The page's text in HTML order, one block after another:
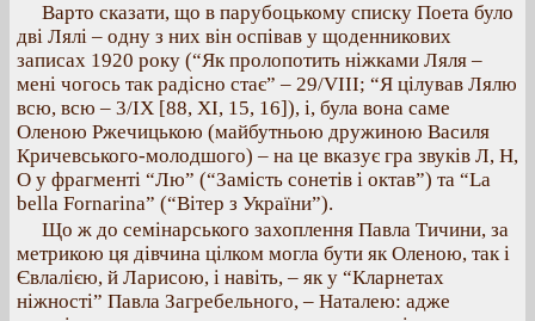
Варто сказати, що в парубоцькому списку Поета було
дві Лялі – одну з них він оспівав у щоденникових
записах 1920 року (“Як пролопотить ніжками Ляля –
мені чогось так радісно стає” – 29/VІІІ; “Я цілував Лялю
всю, всю – 3/ІХ [88, ХІ, 15, 16]), і, була вона саме
Оленою Ржечицькою (майбутньою дружиною Василя
Кричевського-молодшого) – на це вказує гра звуків Л, Н,
О у фрагменті “Лю” (“Замість сонетів і октав”) та “La
bella Fornarina” (“Вітер з України”).
Що ж до семінарського захоплення Павла Тичини, за
метрикою ця дівчина цілком могла бути як Оленою, так і
Євлалією, й Ларисою, і навіть, – як у “Кларнетах
ніжності” Павла Загребельного, – Наталею: адже